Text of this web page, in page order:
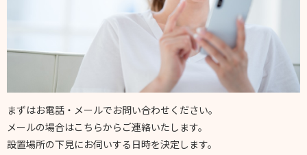
まずはお電話・メールでお問い合わせください。
メールの場合はこちらからご連絡いたします。
設置場所の下見にお伺いする日時を決定します。